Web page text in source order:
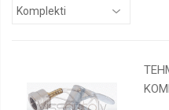
āmuri
Kompresori